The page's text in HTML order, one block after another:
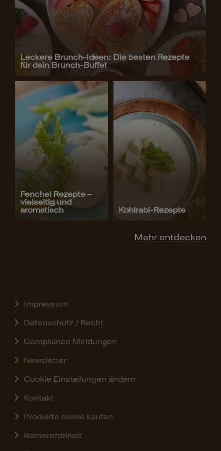
Leckere Brunch-Ideen: Die besten Rezepte
für dein Brunch-Buffet
Fenchel Rezepte –
vielseitig und
aromatisch
Kohlrabi-Rezepte
Mehr entdecken
Impressum
Datenschutz / Recht
Compliance Meldungen
Newsletter
Cookie Einstellungen ändern
Kontakt
Produkte online kaufen
Barrierefreiheit